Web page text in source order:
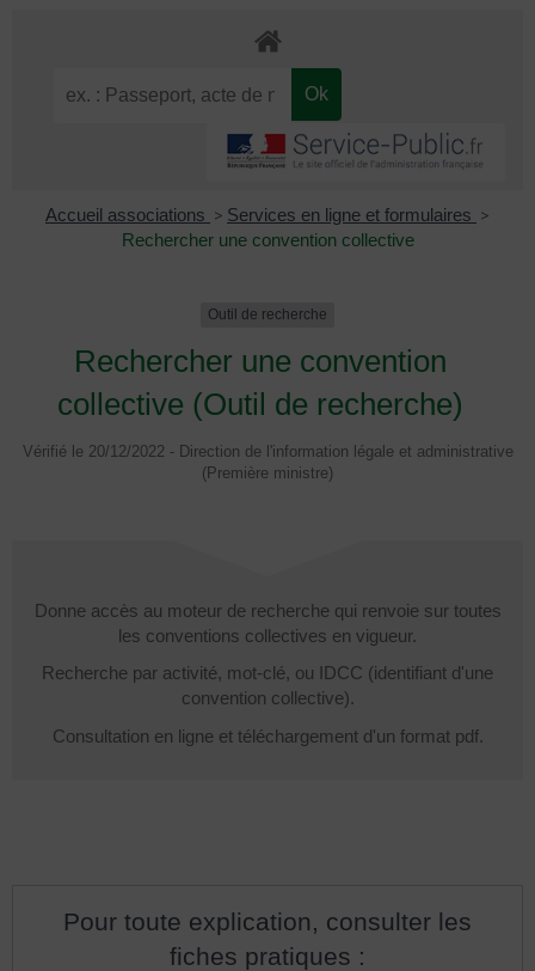
Accueil associations > Services en ligne et formulaires >
Rechercher une convention collective
Outil de recherche
Rechercher une convention
collective (Outil de recherche)
Vérifié le 20/12/2022 - Direction de l'information légale et administrative
(Première ministre)
Donne accès au moteur de recherche qui renvoie sur toutes
les conventions collectives en vigueur.
Recherche par activité, mot-clé, ou IDCC (identifiant d'une
convention collective).
Consultation en ligne et téléchargement d'un format pdf.
Pour toute explication, consulter les
fiches pratiques :